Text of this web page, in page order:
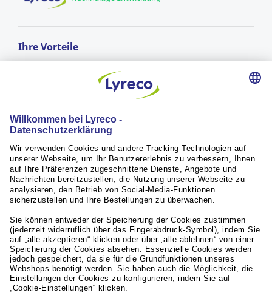
Ihre Vorteile
GRATIS LIEFERUNG
ab einem Bestellwert von CHF 50.-
Lieferung am nächsten Arbeitstag*
RÜCKGABERECHT
innerhalb von 30 Tagen
Weiterführende Links
Servicequalität
Aktuelles / Presse
Unsere Partner
© Lyreco 2026